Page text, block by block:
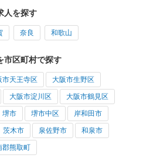
人を探す
奈良 和歌山
市区町村で探す
市天王寺区 大阪市生野区
大阪市淀川区 大阪市鶴見区
堺市 堺市中区 岸和田市
茨木市 泉佐野市 和泉市
郡熊取町